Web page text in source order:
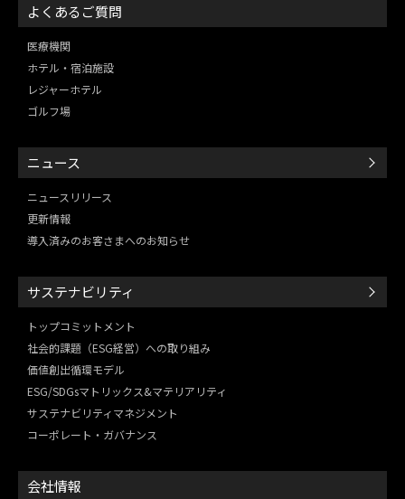
よくあるご質問
医療機関
ホテル・宿泊施設
レジャーホテル
ゴルフ場
ニュース
ニュースリリース
更新情報
導入済みのお客さまへのお知らせ
サステナビリティ
トップコミットメント
社会的課題（ESG経営） への取り組み
価値創出循環モデル
ESG/SDGsマトリックス&マテリアリティ
サステナビリティマネジメント
コーポレート・ガバナンス
会社情報